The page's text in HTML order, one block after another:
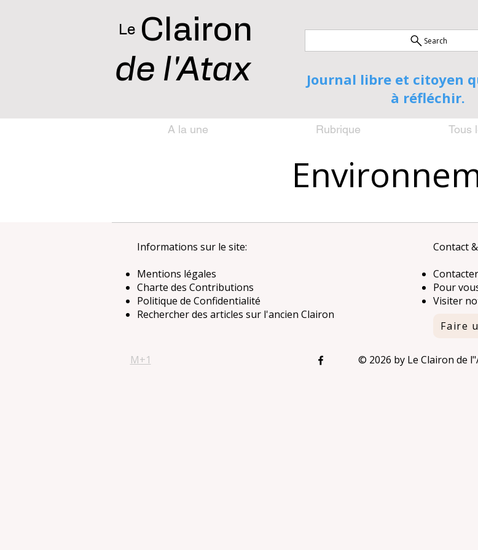
Le Clairon
de l'Atax
Search
Journal libre et citoyen
à réfléchir.
A la une Rubrique Tous
Informations sur le site:
Mentions légales
Charte des Contributions
Politique de Confidentialité
Rechercher des articles sur l'ancien Clairon
Contact
Pour
Visiter
Faire
© 2026 by Le Clairon de
M+1